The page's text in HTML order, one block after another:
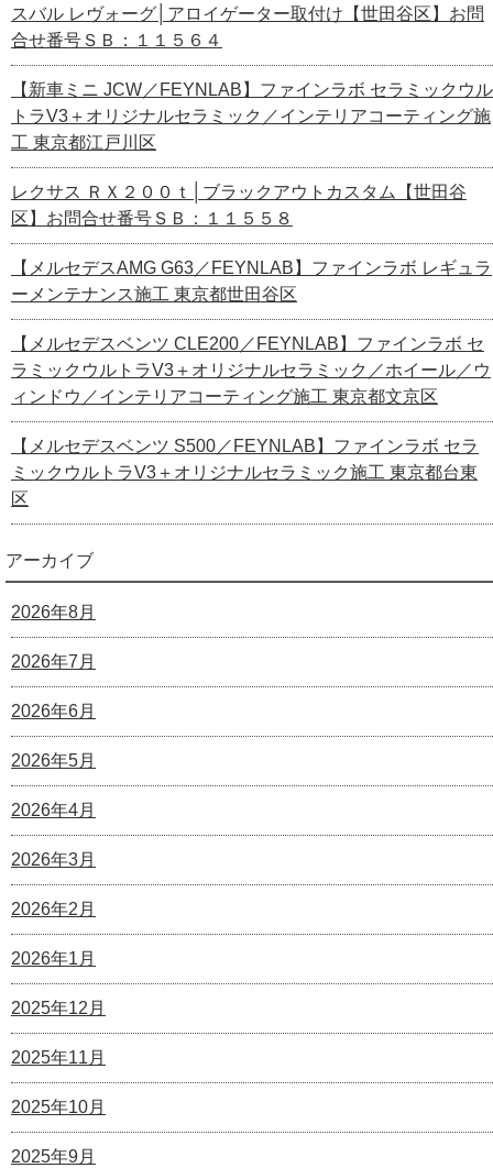
スバル レヴォーグ│アロイゲーター取付け【世田谷区】お問
合せ番号ＳＢ：１１５６４
【新車ミニ JCW／FEYNLAB】ファインラボ セラミックウル
トラV3＋オリジナルセラミック／インテリアコーティング施
工 東京都江戸川区
レクサス ＲＸ２００ｔ│ブラックアウトカスタム【世田谷
区】お問合せ番号ＳＢ：１１５５８
【メルセデスAMG G63／FEYNLAB】ファインラボ レギュラ
ーメンテナンス施工 東京都世田谷区
【メルセデスベンツ CLE200／FEYNLAB】ファインラボ セ
ラミックウルトラV3＋オリジナルセラミック／ホイール／ウ
ィンドウ／インテリアコーティング施工 東京都文京区
【メルセデスベンツ S500／FEYNLAB】ファインラボ セラ
ミックウルトラV3＋オリジナルセラミック施工 東京都台東
区
アーカイブ
2026年8月
2026年7月
2026年6月
2026年5月
2026年4月
2026年3月
2026年2月
2026年1月
2025年12月
2025年11月
2025年10月
2025年9月